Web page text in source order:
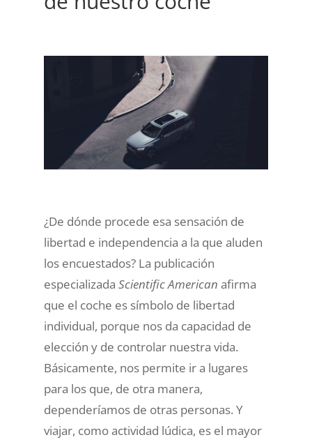
¿De dónde procede esa sensación de
libertad e independencia a la que aluden
los encuestados? La publicación
especializada Scientific American afirma
que el coche es símbolo de libertad
individual, porque nos da capacidad de
elección y de controlar nuestra vida.
Básicamente, nos permite ir a lugares
para los que, de otra manera,
dependeríamos de otras personas. Y
viajar, como actividad lúdica, es el mayor